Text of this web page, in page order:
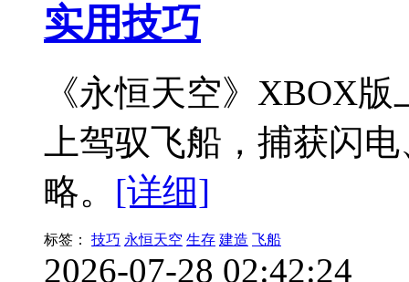
实用技巧
《永恒天空》XBOX
上驾驭飞船，捕获闪
略。 [详细]
标签： 技巧 永恒天空 生存 建造 飞船
2026-07-28 02:42:24